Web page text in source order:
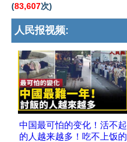
(83,607次)
人民报视频:
中国最可怕的变化！活不起
的人越来越多！吃不上饭的